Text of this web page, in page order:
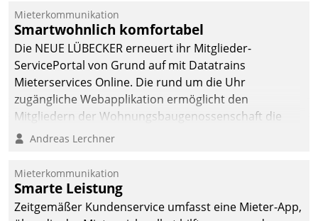
Die monatlichen
Mitteilungen zum
Heizungs- und
Wasserverbrauch gehen
automatisiert, vollständig
und auf Wunsch über
mehrere zuvor
Kommunikationswege bei
Mieterkommunikation
Smartwohnlich komfortabel
Die NEUE LÜBECKER erneuert ihr Mitglieder-
ServicePortal von Grund auf mit Datatrains
Mieterservices Online. Die rund um die Uhr
zugängliche Webapplikation ermöglicht den
Mitgliedern der Wohnungs­bau­genossenschaft die
Kontaktaufnahme per Smartphone, Tablet oder PC.
Andreas Lerchner
Mieterkommunikation
Smarte Leistung
Zeitgemäßer Kundenservice umfasst eine Mieter-App,